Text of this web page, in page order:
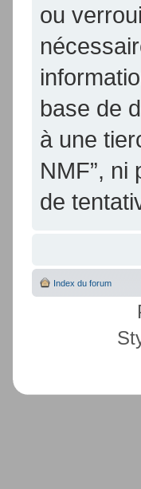
ou
base de
à une
NMF”, ni
de
Index du forum